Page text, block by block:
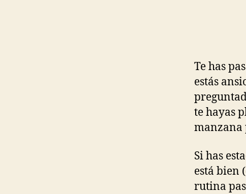
Te has
estás
te hayas
manzana
Si has
está bien
rutina